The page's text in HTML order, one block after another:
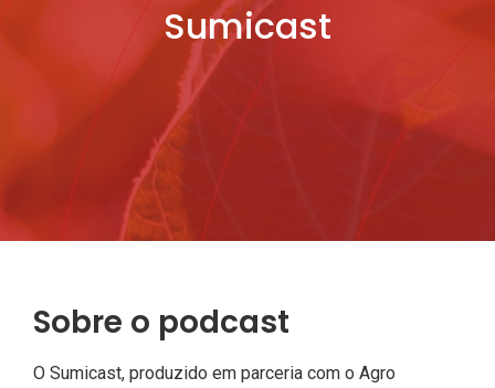
Sumicast
Sobre o podcast
O Sumicast, produzido em parceria com o Agro